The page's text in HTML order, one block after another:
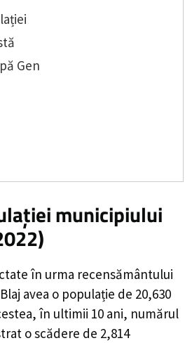
Gen
municipiului
în urma recensământului
avea o populație de 20,630
în ultimii 10 ani, numărul
oscădere de 2,814